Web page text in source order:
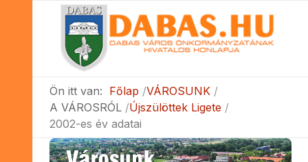
Ön itt van: Főlap VÁROSUNK
A VÁROSRÓL Újszülöttek Ligete
2002-es év adatai